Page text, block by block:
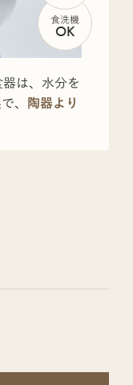
食洗機
OK
は、水分を
、
陶器より